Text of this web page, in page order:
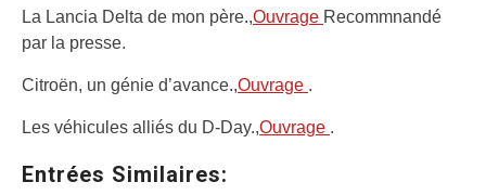
La Lancia Delta de mon père.,Ouvrage Recommnandé
par la presse.
Citroën, un génie d’avance.,Ouvrage .
Les véhicules alliés du D-Day.,Ouvrage .
Entrées Similaires: